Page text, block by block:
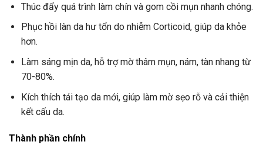
Thúc đẩy quá trình làm chín và gom cồi mụn nhanh chóng.
Phục hồi làn da hư tổn do nhiễm Corticoid, giúp da khỏe
hơn.
Làm sáng mịn da, hỗ trợ mờ thâm mụn, nám, tàn nhang từ
70-80%.
Kích thích tái tạo da mới, giúp làm mờ sẹo rỗ và cải thiện
kết cấu da.
Thành phần chính